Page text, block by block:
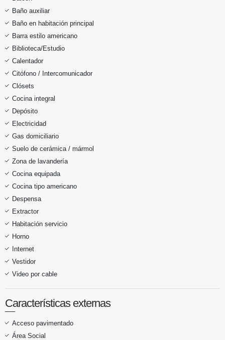
Baño auxiliar
Baño en habitación principal
Barra estilo americano
Biblioteca/Estudio
Calentador
Citófono / Intercomunicador
Clósets
Cocina integral
Depósito
Electricidad
Gas domiciliario
Suelo de cerámica / mármol
Zona de lavandería
Cocina equipada
Cocina tipo americano
Despensa
Extractor
Habitación servicio
Horno
Internet
Vestidor
Video por cable
Características externas
Acceso pavimentado
Área Social